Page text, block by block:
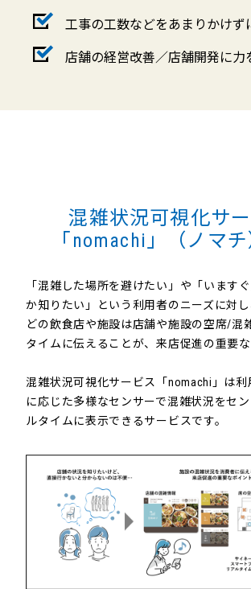
工事の工数などをあまりかけず
店舗の経営改善／店舗開発に力
混雑状況可視化サ
「nomachi」（ノマ
「混雑した場所を避けたい」や「います
か知りたい」という利用者のニーズに対
どの飲食店や施設は店舗や施設の空席/混
タイムに伝えることが、来店促進の重要な
混雑状況可視化サービス「nomachi」は利
に応じた多様なセンサーで混雑状況をセ
ルタイムに表⽰できるサービスです。